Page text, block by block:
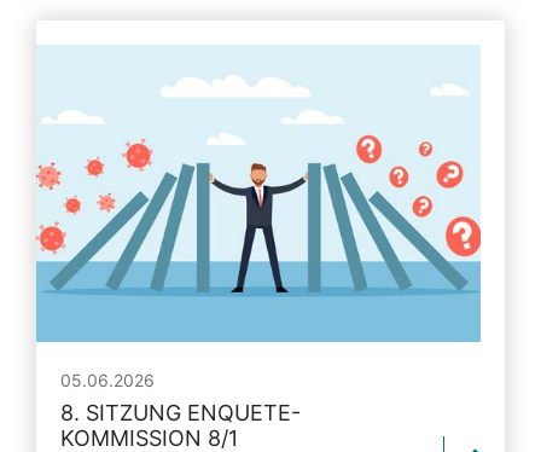
05.06.2026
8. SITZUNG ENQUETE-
KOMMISSION 8/1